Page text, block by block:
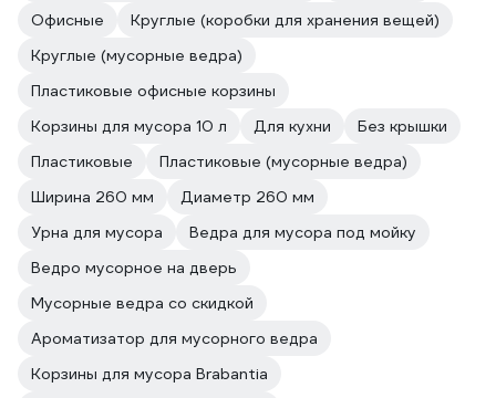
Офисные
Круглые (коробки для хранения вещей)
Круглые (мусорные ведра)
Пластиковые офисные корзины
Корзины для мусора 10 л
Для кухни
Без крышки
Пластиковые
Пластиковые (мусорные ведра)
Ширина 260 мм
Диаметр 260 мм
Урна для мусора
Ведра для мусора под мойку
Ведро мусорное на дверь
Мусорные ведра со скидкой
Ароматизатор для мусорного ведра
Корзины для мусора Brabantia